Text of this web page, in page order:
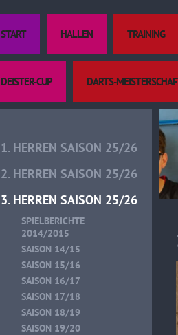
START HALLEN TRAINING
DEISTER-CUP DARTS-
1. HERREN SAISON 25/26
2. HERREN SAISON 25/26
3. HERREN SAISON 25/26
SPIELBERICHTE
2014/2015
SAISON 14/15
SAISON 15/16
SAISON 16/17
SAISON 17/18
SAISON 18/19
SAISON 19/20